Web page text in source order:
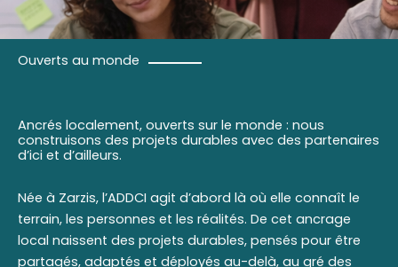
Ouverts au monde
Ancrés localement, ouverts sur le monde : nous
construisons des projets durables avec des partenaires
d’ici et d’ailleurs.
Née à Zarzis, l’ADDCI agit d’abord là où elle connaît le
terrain, les personnes et les réalités. De cet ancrage
local naissent des projets durables, pensés pour être
partagés, adaptés et déployés au-delà, au gré des